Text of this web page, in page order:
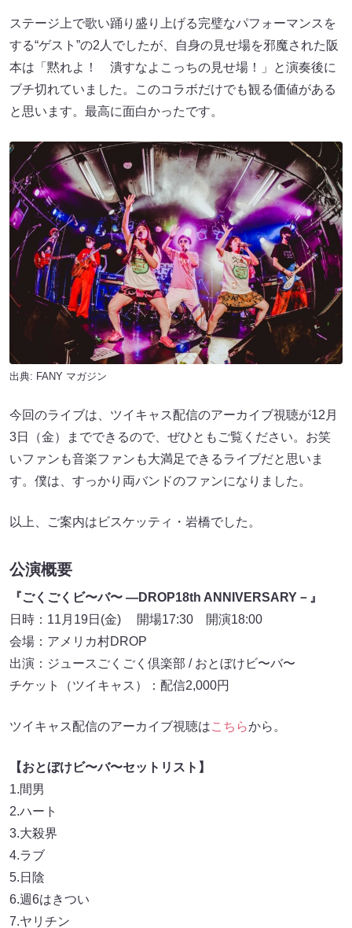
ステージ上で歌い踊り盛り上げる完璧なパフォーマンスを
する“ゲスト”の2人でしたが、自身の見せ場を邪魔された阪
本は「黙れよ！ 潰すなよこっちの見せ場！」と演奏後に
ブチ切れていました。このコラボだけでも観る価値がある
と思います。最高に面白かったです。
出典: FANY マガジン
今回のライブは、ツイキャス配信のアーカイブ視聴が12月
3日（金）までできるので、ぜひともご覧ください。お笑
いファンも音楽ファンも大満足できるライブだと思いま
す。僕は、すっかり両バンドのファンになりました。
以上、ご案内はビスケッティ・岩橋でした。
公演概要
『ごくごくビ〜バ〜 ―DROP18th ANNIVERSARY－』
日時：11月19日(金) 開場17:30 開演18:00
会場：アメリカ村DROP
出演：ジュースごくごく倶楽部 / おとぼけビ〜バ〜
チケット（ツイキャス）：配信2,000円
ツイキャス配信のアーカイブ視聴はこちらから。
【おとぼけビ〜バ〜セットリスト】
1.間男
2.ハート
3.大殺界
4.ラブ
5.日陰
6.週6はきつい
7.ヤリチン